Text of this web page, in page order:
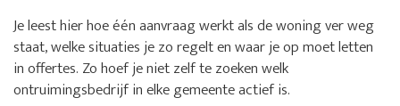
Je leest hier hoe één aanvraag werkt als de woning ver weg
staat, welke situaties je zo regelt en waar je op moet letten
in offertes. Zo hoef je niet zelf te zoeken welk
ontruimingsbedrijf in elke gemeente actief is.